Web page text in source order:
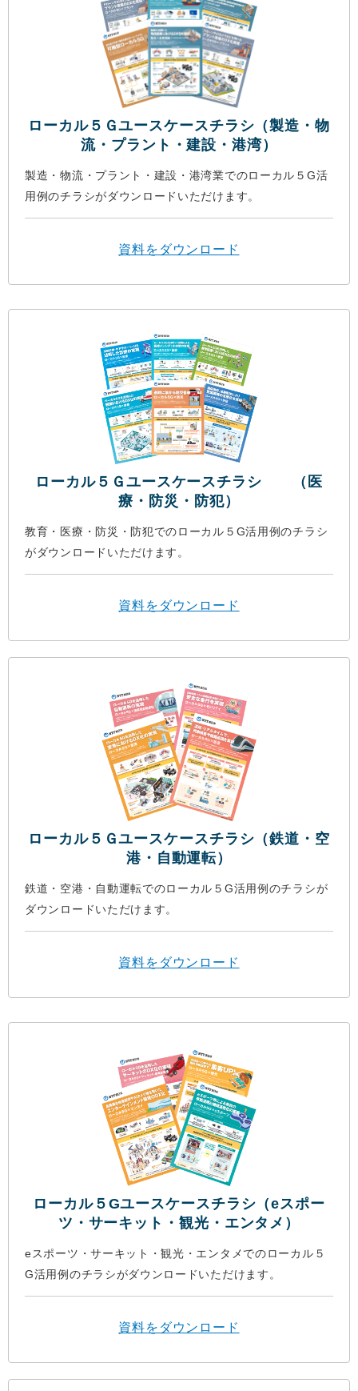
ローカル５Ｇユースケースチラシ（製造・物
流・プラント・建設・港湾）
製造・物流・プラント・建設・港湾業でのローカル５G活
用例のチラシがダウンロードいただけます。
資料をダウンロード
ローカル５Ｇユースケースチラシ （医
療・防災・防犯）
教育・医療・防災・防犯でのローカル５G活用例のチラシ
がダウンロードいただけます。
資料をダウンロード
ローカル５Ｇユースケースチラシ（鉄道・空
港・自動運転）
鉄道・空港・自動運転でのローカル５G活用例のチラシが
ダウンロードいただけます。
資料をダウンロード
ローカル５Gユースケースチラシ（eスポー
ツ・サーキット・観光・エンタメ）
eスポーツ・サーキット・観光・エンタメでのローカル５
G活用例のチラシがダウンロードいただけます。
資料をダウンロード